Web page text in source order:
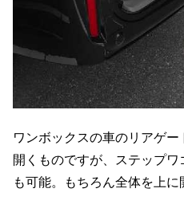
ワンボックスの車のリアゲ
開くものですが、ステップ
も可能。もちろん全体を上に